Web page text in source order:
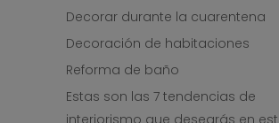
Decorar durante la cuarentena
Decoración de habitaciones
Reforma de baño
Estas son las 7 tendencias de
interiorismo que desearás en